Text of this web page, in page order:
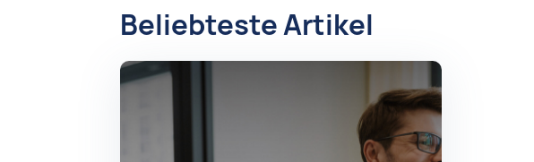
Beliebteste Artikel